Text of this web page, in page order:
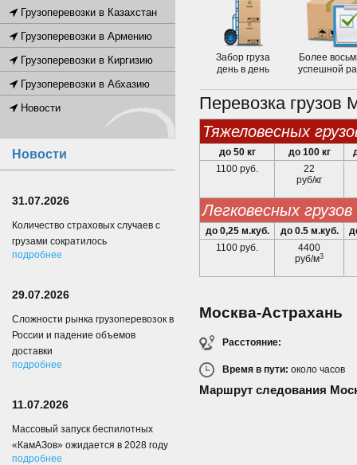
Забор груза
день в день
Более
успешной
Перевозка грузов
тяжеловесных
до 50 кг до 100 кг
1100 руб.
22
руб/кг
легковесных грузов
до 0,25 м.куб. до 0.5 м.куб.
1100 руб.
4400
руб/м3
Москва-Астрахань
Расстояние:
Время в пути: около часов
Маршрут следования
Грузоперевозки в Казахстан
Грузоперевозки в Армению
Грузоперевозки в Киргизию
Грузоперевозки в Абхазию
Новости
Новости
31.07.2026
Количество страховых случаев с
грузами сократилось
подробнее
29.07.2026
Сложности рынка грузоперевозок в
России и падение объемов
доставки
подробнее
11.07.2026
Массовый запуск беспилотных
«КамАЗов» ожидается в 2028 году
подробнее